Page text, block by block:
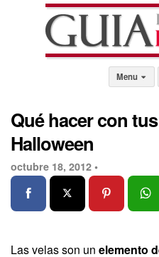
Menu
Qué hacer con
Halloween
octubre 18, 2012 •
Las velas son un elemento